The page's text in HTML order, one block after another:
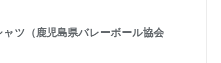
ツ（鹿児島県バレーボール協会